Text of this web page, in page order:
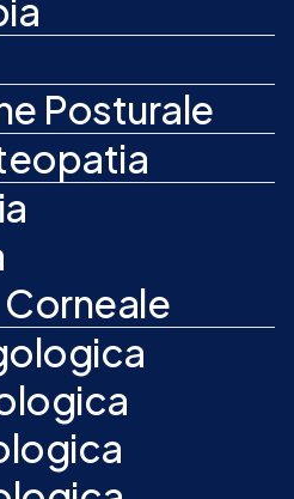
Posturale